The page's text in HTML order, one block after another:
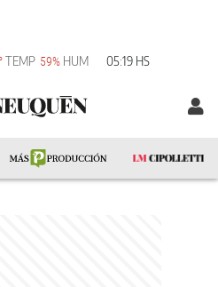
TEMP 59% HUM 05:19 HS